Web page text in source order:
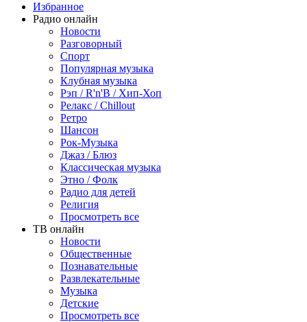
Избранное
Радио онлайн
Новости
Разговорный
Спорт
Популярная музыка
Клубная музыка
Рэп / R'n'B / Хип-Хоп
Релакс / Chillout
Ретро
Шансон
Рок-Музыка
Джаз / Блюз
Классическая музыка
Этно / Фолк
Радио для детей
Религия
Просмотреть все
ТВ онлайн
Новости
Общественные
Познавательные
Развлекательные
Музыка
Детские
Просмотреть все